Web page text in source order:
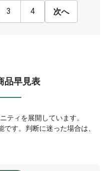
3 4 次へ
品早見表
ティを展開しています。
す。判断に迷った場合は、